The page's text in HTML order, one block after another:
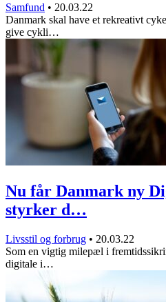
Samfund • 20.03.22
Danmark skal have et rekreativt
give cykli…
Nu får Danmark ny
styrker d…
Livsstil og forbrug • 20.03.22
Som en vigtig milepæl i
digitale i…